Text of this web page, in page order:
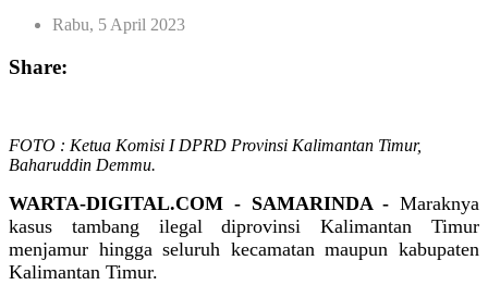
Rabu, 5 April 2023
Share:
FOTO : Ketua Komisi I DPRD Provinsi Kalimantan Timur,
Baharuddin Demmu.
WARTA-DIGITAL.COM - SAMARINDA - Maraknya
kasus tambang ilegal diprovinsi Kalimantan Timur
menjamur hingga seluruh kecamatan maupun kabupaten
Kalimantan Timur.